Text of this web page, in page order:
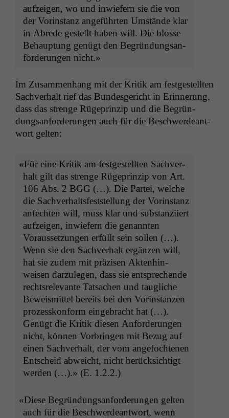
aufzeigen, wo und inwiefern sie die von
der Vorin­stanz ange­führten Umstände klar
in Abrede gestellt haben will. Die blosse
Behaup­tung genügt den Begrün­dungsan­
forderun­gen nicht.»
Im Zusam­men­hang mit der Kri­tik am fest­gestell­ten
Sachver­halt rief das Bun­des­gericht in Erin­nerung,
dass das strenge Rügeprinzip und die Begrün­
dungsan­forderun­gen auch für die Beschw­erdeant­
wort gelten:
«Für eine Kri­tik am fest­gestell­ten Sachver­
halt gilt das strenge Rügeprinzip von Art.
106 Abs. 2 BGG (…). Die Partei, welche
die Sachver­halts­fest­stel­lung der Vorin­stanz
anfecht­en will, muss klar und sub­stanzi­iert
aufzeigen, inwiefern die genan­nten
Voraus­set­zun­gen erfüllt sein sollen (…).
Wenn sie den Sachver­halt ergänzen will,
hat sie zudem mit präzisen Akten­hin­
weisen darzule­gen, dass sie entsprechende
recht­srel­e­vante Tat­sachen und taugliche
Beweis­mit­tel bere­its bei den Vorin­stanzen
prozesskon­form einge­bracht hat (…).
Genügt die Kri­tik diesen Anforderun­gen
nicht, kön­nen Vor­brin­gen mit Bezug auf
einen Sachver­halt, der vom ange­focht­e­nen
Entscheid abwe­icht, nicht berück­sichtigt
wer­den (…).» (E. 1.2.2.)
«Diese Begrün­dungsan­forderun­gen gel­ten
auch für die Beschw­erdeant­wort, wenn